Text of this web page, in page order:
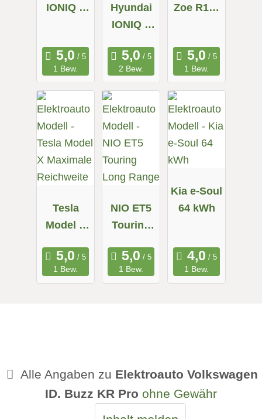
IONIQ 5
1 Bew.
Hyundai
IONIQ 5
Allrad
2 Bew.
Zoe R110
1 Bew.
Tesla
Model X
Reichweit
e
1 Bew.
NIO ET5
Touring
Range
1 Bew.
Kia e-Soul
64 kWh
1 Bew.
Alle Angaben zu Elektroauto Volkswagen
ID. Buzz KR Pro ohne Gewähr